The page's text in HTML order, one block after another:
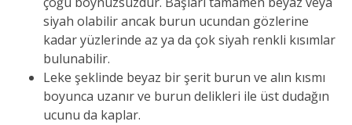
siyah olabilir ancak burun ucundan gözlerine
kadar yüzlerinde az ya da çok siyah renkli kısımlar
bulunabilir.
Leke şeklinde beyaz bir şerit burun ve alın kısmı
boyunca uzanır ve burun delikleri ile üst dudağın
ucunu da kaplar.